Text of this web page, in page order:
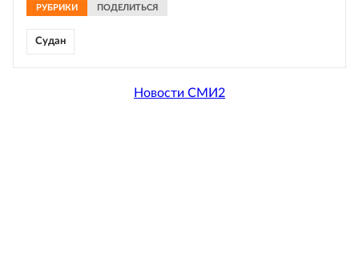
РУБРИКИ ПОДЕЛИТЬСЯ
Судан
Новости СМИ2